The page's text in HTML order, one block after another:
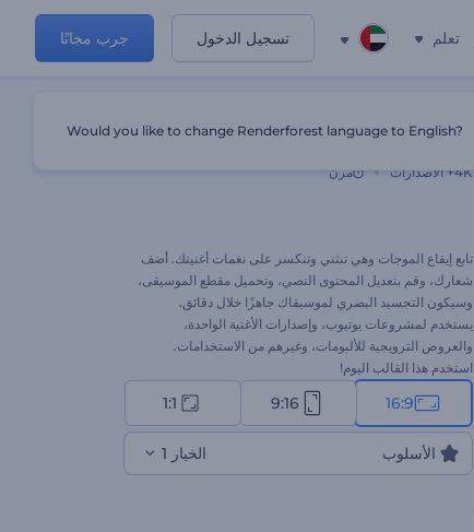
تعلم تسجيل الدخول جرب مجانًا
4K+ الاصدارات مرن
تابع إيقاع الموجات وهي تنثني وتنكسر على نغمات أغنيتك. أضف
شعارك، وقم بتعديل المحتوى النصي، وتحميل مقطع الموسيقى،
وسيكون التجسيد البصري لموسيقاك جاهزًا خلال دقائق.
يستخدم لمشروعات يوتيوب، وإصدارات الأغنية الواحدة،
والعروض الترويجية للألبومات، وغيرهم من الاستخدامات.
استخدم هذا القالب اليوم!
16:9
9:16
1:1
الأسلوب الخيار 1
Would you like to change Renderforest language to English?